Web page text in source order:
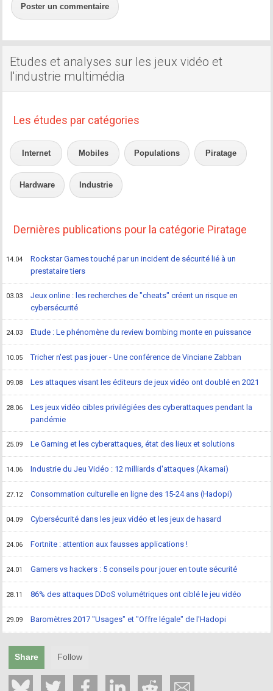
Poster un commentaire
Etudes et analyses sur les jeux vidéo et
l'industrie multimédia
Les études par catégories
Internet Mobiles Populations Piratage
Hardware Industrie
Dernières publications pour la catégorie Piratage
14.04
Rockstar Games touché par un incident de sécurité lié à un
prestataire tiers
03.03
Jeux online : les recherches de "cheats" créent un risque en
cybersécurité
24.03 Etude : Le phénomène du review bombing monte en puissance
10.05 Tricher n'est pas jouer - Une conférence de Vinciane Zabban
09.08 Les attaques visant les éditeurs de jeux vidéo ont doublé en 2021
28.06
Les jeux vidéo cibles privilégiées des cyberattaques pendant la
pandémie
25.09 Le Gaming et les cyberattaques, état des lieux et solutions
14.06 Industrie du Jeu Vidéo : 12 milliards d'attaques (Akamai)
27.12 Consommation culturelle en ligne des 15-24 ans (Hadopi)
04.09 Cybersécurité dans les jeux vidéo et les jeux de hasard
24.06 Fortnite : attention aux fausses applications !
24.01 Gamers vs hackers : 5 conseils pour jouer en toute sécurité
28.11 86% des attaques DDoS volumétriques ont ciblé le jeu vidéo
29.09 Baromètres 2017 "Usages" et "Offre légale" de l'Hadopi
Share Follow